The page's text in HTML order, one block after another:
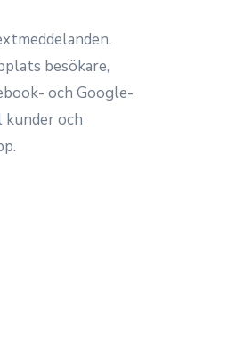
besökare,
och Google-
kunder och